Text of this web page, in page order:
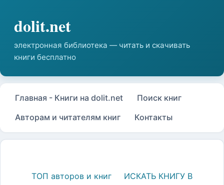
Главная - Книги на dolit.net
Поиск книг
Авторам и читателям книг
Контакты
ТОП авторов и книг
ИСКАТЬ КНИГУ В